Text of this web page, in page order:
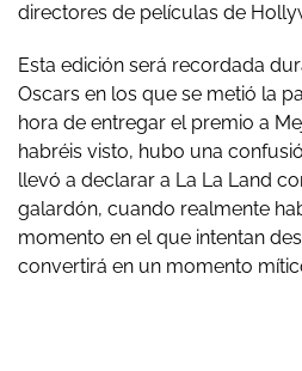
directores de películas de
Esta edición será recordada
Oscars en los que se metió la
hora de entregar el premio a
habréis visto, hubo una
llevó a declarar a La La Land
galardón, cuando realmente
momento en el que intentan
convertirá en un momento